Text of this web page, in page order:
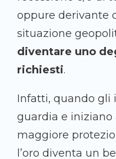
oppure derivante
situazione
diventare uno
richiesti.
Infatti, quando gli
guardia e iniziano
maggiore
l’oro diventa un